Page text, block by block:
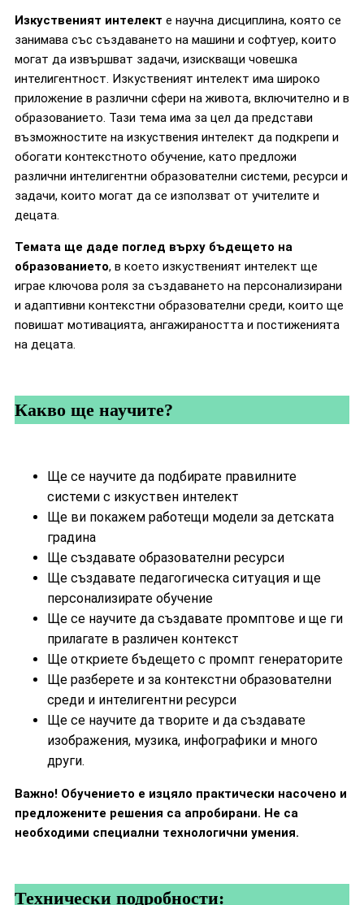
Изкуственият интелект е научна дисциплина, която се
занимава със създаването на машини и софтуер, които
могат да извършват задачи, изискващи човешка
интелигентност. Изкуственият интелект има широко
приложение в различни сфери на живота, включително и в
образованието. Тази тема има за цел да представи
възможностите на изкуствения интелект да подкрепи и
обогати контекстното обучение, като предложи
различни интелигентни образователни системи, ресурси и
задачи, които могат да се използват от учителите и
децата.
Темата ще даде поглед върху бъдещето на
образованието, в което изкуственият интелект ще
играе ключова роля за създаването на персонализирани
и адаптивни контекстни образователни среди, които ще
повишат мотивацията, ангажираността и постиженията
на децата.
Какво ще научите?
Ще се научите да подбирате правилните
системи с изкуствен интелект
Ще ви покажем работещи модели за детската
градина
Ще създавате образователни ресурси
Ще създавате педагогическа ситуация и ще
персонализирате обучение
Ще се научите да създавате промптове и ще ги
прилагате в различен контекст
Ще откриете бъдещето с промпт генераторите
Ще разберете и за контекстни образователни
среди и интелигентни ресурси
Ще се научите да творите и да създавате
изображения, музика, инфографики и много
други.
Важно! Обучението е изцяло практически насочено и
предложените решения са апробирани. Не са
необходими специални технологични умения.
Технически подробности: